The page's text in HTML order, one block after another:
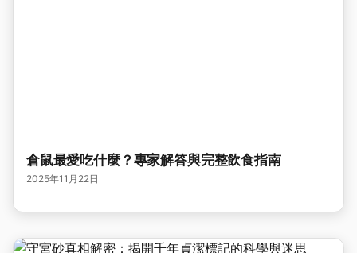
倉鼠最愛吃什麼？專家解答與完整飲食指南
2025年11月22日